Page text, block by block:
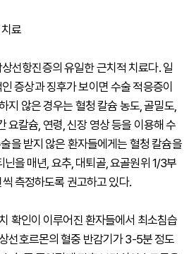
료
선항진증의 유일한 근치적 치료다. 일
증상과 징후가 보이면 수술 적응증이
지 않은 경우는 혈청 칼슘 농도, 골밀도,
요칼슘, 연령, 신장 영상 등을 이용해 수
을 받지 않은 환자들에게는 혈청 칼슘을
닌을 매년, 요추, 대퇴골, 요골원위 1/3부
측정하도록 권고하고 있다.
확인이 이루어진 환자들에서 최소침습
선호르몬의 혈중 반감기가 3-5분 정도